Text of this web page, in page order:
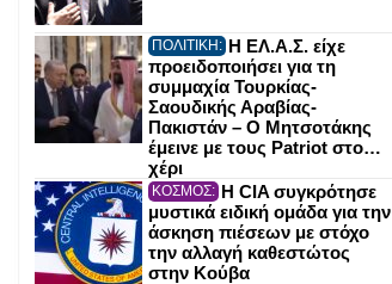
ΠΟΛΙΤΙΚΗ: Η ΕΛ.Α.Σ. είχε
προειδοποιήσει για τη
συμμαχία Τουρκίας-
Σαουδικής Αραβίας-
Πακιστάν – Ο Μητσοτάκης
έμεινε με τους Patriot στο…
χέρι
ΚΟΣΜΟΣ: Η CIA συγκρότησε
μυστικά ειδική ομάδα για την
άσκηση πιέσεων με στόχο
την αλλαγή καθεστώτος
στην Κούβα